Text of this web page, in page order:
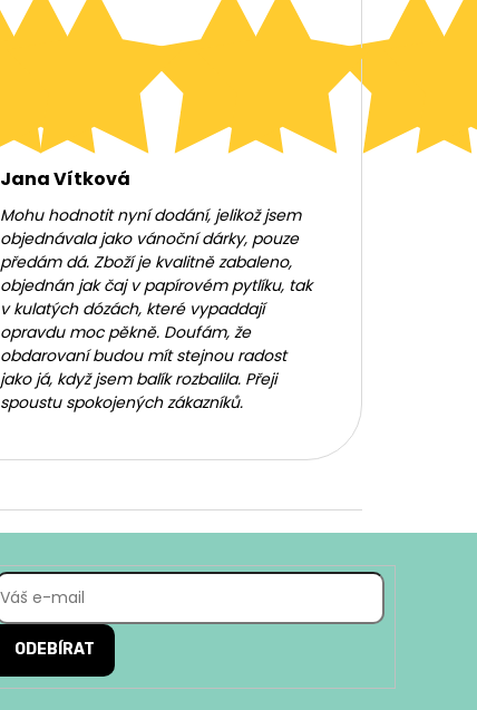
Jana Vítková
Mohu hodnotit nyní dodání, jelikož jsem
objednávala jako vánoční dárky, pouze
předám dá. Zboží je kvalitně zabaleno,
objednán jak čaj v papírovém pytlíku, tak
v kulatých dózách, které vypaddají
opravdu moc pěkně. Doufám, že
obdarovaní budou mít stejnou radost
jako já, když jsem balík rozbalila. Přeji
spoustu spokojených zákazníků.
ODEBÍRAT